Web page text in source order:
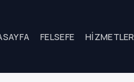
FELSEFE HIZMETLER